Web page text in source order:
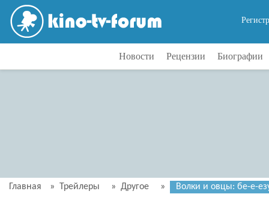
Новости Рецензии Биографии
Главная » Трейлеры » Другое » Волки и овцы: бе-е-